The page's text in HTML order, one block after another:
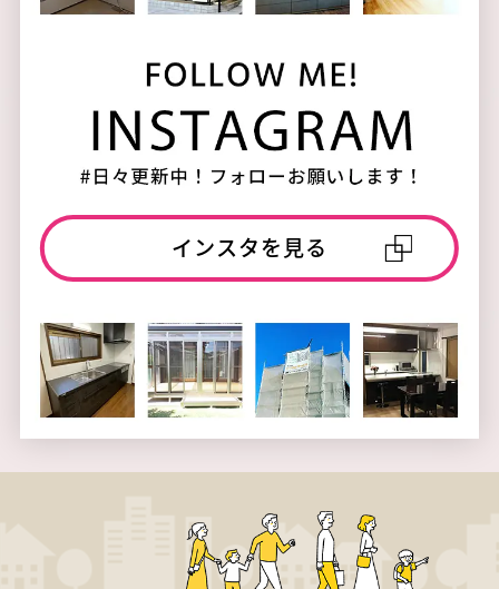
インスタを見る